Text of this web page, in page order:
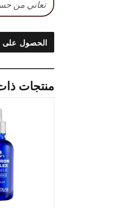
تعاني من
الحصول على
منتجات